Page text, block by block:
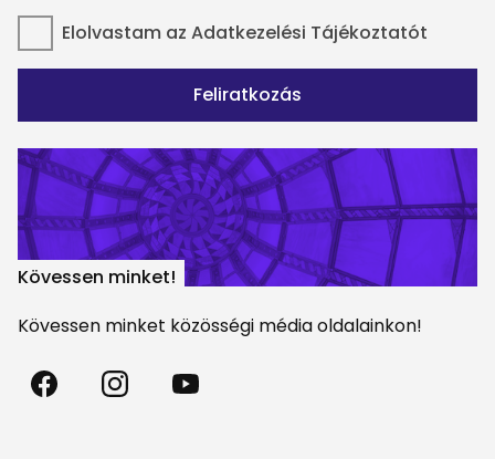
Elolvastam az Adatkezelési Tájékoztatót
Feliratkozás
Kövessen minket!
Kövessen minket közösségi média oldalainkon!
Madách
Színház
Madách
Színház
Madách
Színház